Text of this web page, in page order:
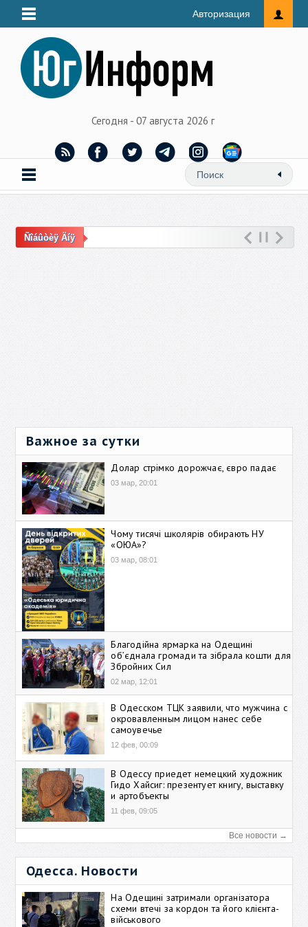
Авторизация
Сегодня - 07 августа 2026 г
Ñîáûòèÿ Äíÿ
Важное за сутки
Долар стрімко дорожчає, євро падає
03 мар, 20:01
Чому тисячі школярів обирають НУ
«ОЮА»?
03 мар, 08:01
Благодійна ярмарка на Одещині
об’єднала громади та зібрала кошти для
Збройних Сил
02 мар, 12:01
В Одесском ТЦК заявили, что мужчина с
окровавленным лицом нанес себе
самоувечье
12 фев, 00:09
В Одессу приедет немецкий художник
Гидо Хайсиг: презентует книгу, выставку
и артобъекты
11 фев, 09:05
Все новости →
Одесса. Новости
На Одещині затримали організатора
схеми втечі за кордон та його клієнта-
військового